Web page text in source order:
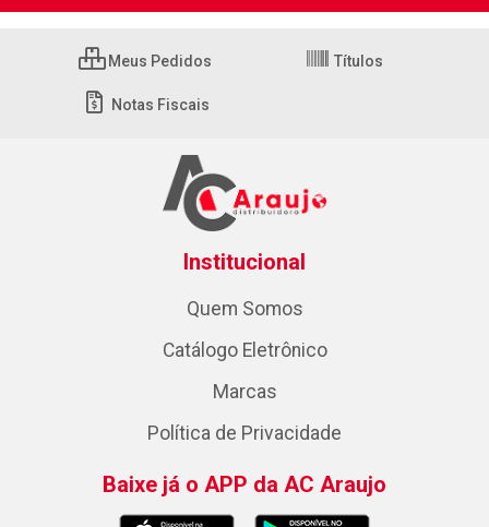
Meus Pedidos Títulos
Notas Fiscais
Institucional
Quem Somos
Catálogo Eletrônico
Marcas
Política de Privacidade
Baixe já o APP da AC Araujo